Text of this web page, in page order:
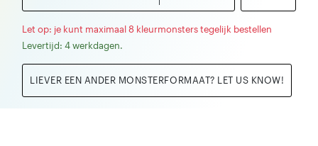
Let op: je kunt maximaal 8 kleurmonsters tegelijk bestellen
Levertijd: 4 werkdagen.
LIEVER EEN ANDER MONSTERFORMAAT? LET US KNOW!